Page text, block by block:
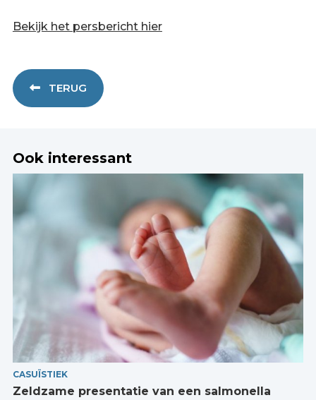
Bekijk het persbericht hier
TERUG
Ook interessant
CASUÏSTIEK
Zeldzame presentatie van een salmonella